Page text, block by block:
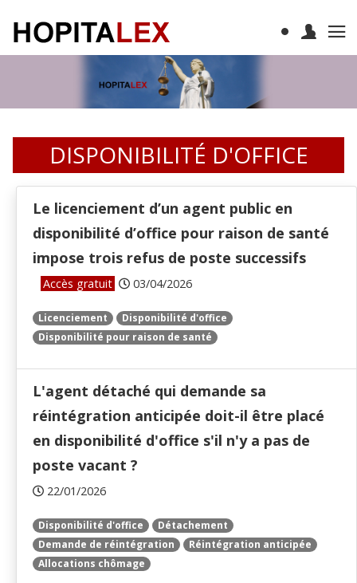
DISPONIBILITÉ D'OFFICE
Le licenciement d’un agent public en
disponibilité d’office pour raison de santé
impose trois refus de poste successifs
Accès gratuit 03/04/2026
Licenciement
Disponibilité d'office
Disponibilité pour raison de santé
L'agent détaché qui demande sa
réintégration anticipée doit-il être placé
en disponibilité d'office s'il n'y a pas de
poste vacant ?
22/01/2026
Disponibilité d'office
Détachement
Demande de réintégration
Réintégration anticipée
Allocations chômage